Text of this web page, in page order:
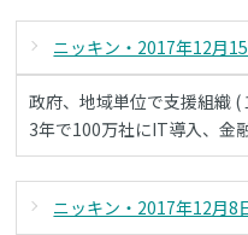
ニッキン・2017年12月
政府、地域単位で支援組織 (
3年で100万社にIT導入、金
ニッキン・2017年12月8